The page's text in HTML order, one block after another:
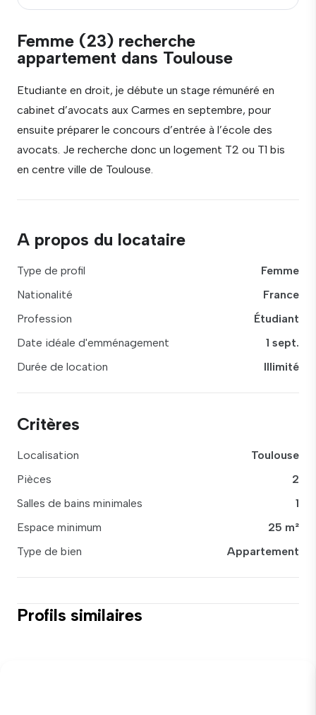
Femme (23) recherche
appartement dans Toulouse
Etudiante en droit, je débute un stage rémunéré en
cabinet d’avocats aux Carmes en septembre, pour
ensuite préparer le concours d’entrée à l’école des
avocats. Je recherche donc un logement T2 ou T1 bis
en centre ville de Toulouse.
A propos du locataire
Type de profil
Femme
Nationalité
France
Profession
Étudiant
Date idéale d'emménagement
1 sept.
Durée de location
Illimité
Critères
Localisation
Toulouse
Pièces
2
Salles de bains minimales
1
Espace minimum
25 m²
Type de bien
Appartement
Profils similaires